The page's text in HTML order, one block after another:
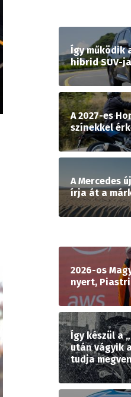
Így működik
hibrid SUV-ja
A 2027-es
színekkel
A Mercedes
írja át a
2026-os
nyert,
Így készül a
után vágyik
tudja